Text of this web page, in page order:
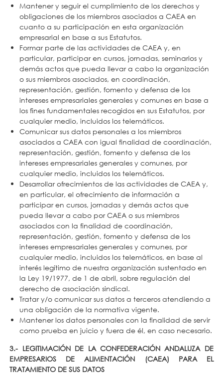
Mantener y seguir el cumplimiento de los derechos y
obligaciones de los miembros asociados a CAEA en
cuanto a su participación en esta organización
empresarial en base a sus Estatutos.
Formar parte de las actividades de CAEA y, en
particular, participar en cursos, jornadas, seminarios y
demás actos que pueda llevar a cabo la organización
o sus miembros asociados, en coordinación,
representación, gestión, fomento y defensa de los
intereses empresariales generales y comunes en base a
los fines fundamentales recogidos en sus Estatutos, por
cualquier medio, incluidos los telemáticos.
Comunicar sus datos personales a los miembros
asociados a CAEA con igual finalidad de coordinación,
representación, gestión, fomento y defensa de los
intereses empresariales generales y comunes, por
cualquier medio, incluidos los telemáticos.
Desarrollar ofrecimientos de las actividades de CAEA y,
en particular, el ofrecimiento de información a
participar en cursos, jornadas y demás actos que
pueda llevar a cabo por CAEA o sus miembros
asociados con la finalidad de coordinación,
representación, gestión, fomento y defensa de los
intereses empresariales generales y comunes, por
cualquier medio, incluidos los telemáticos, en base al
interés legítimo de nuestra organización sustentado en
la Ley 19/1977, de 1 de abril, sobre regulación del
derecho de asociación sindical.
Tratar y/o comunicar sus datos a terceros atendiendo a
una obligación de la normativa vigente.
Mantener los datos personales con la finalidad de servir
como prueba en juicio y fuera de él, en caso necesario.
3.- LEGITIMACIÓN DE LA CONFEDERACIÓN ANDALUZA DE
EMPRESARIOS DE ALIMENTACIÓN (CAEA) PARA EL
TRATAMIENTO DE SUS DATOS